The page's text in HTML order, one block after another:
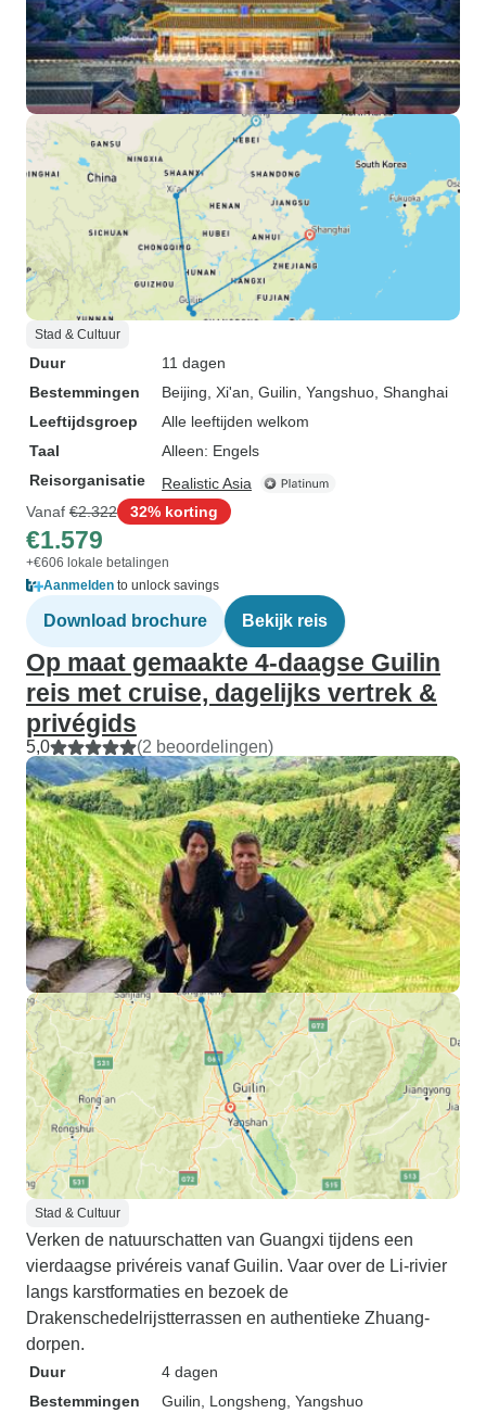
Stad & Cultuur
Duur
11 dagen
Bestemmingen
Beijing , Xi'an , Guilin , Yangshuo , Shanghai
Leeftijdsgroep
Alle leeftijden welkom
Taal
Alleen: Engels
Reisorganisatie
Realistic Asia
Vanaf €2.322 32% korting
€1.579
+€606 lokale betalingen
Aanmelden to unlock savings
Download brochure Bekijk reis
Op maat gemaakte 4-daagse Guilin
reis met cruise, dagelijks vertrek &
privégids
5,0 (2 beoordelingen)
Stad & Cultuur
Verken de natuurschatten van Guangxi tijdens een
vierdaagse privéreis vanaf Guilin. Vaar over de Li-rivier
langs karstformaties en bezoek de
Drakenschedelrijstterrassen en authentieke Zhuang-
dorpen.
Duur
4 dagen
Bestemmingen
Guilin , Longsheng , Yangshuo